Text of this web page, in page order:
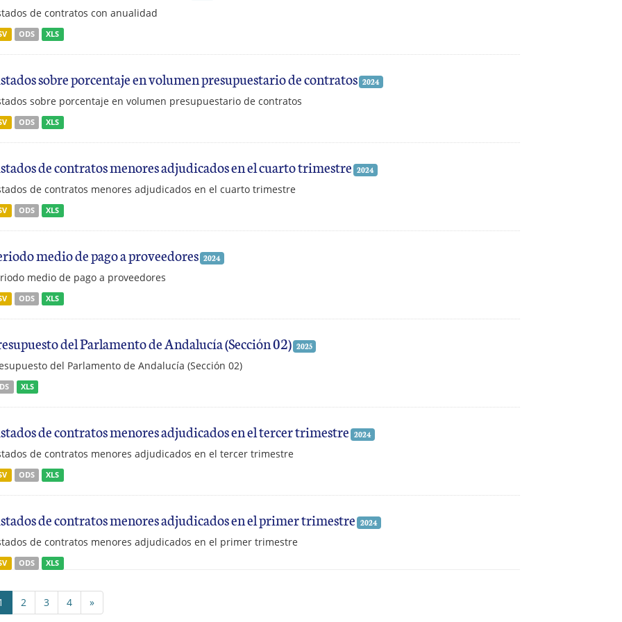
de contratos con anualidad
ODS XLS
sobre porcentaje en volumen presupuestario de contratos 2024
sobre porcentaje en volumen presupuestario de contratos
ODS XLS
de contratos menores adjudicados en el cuarto trimestre 2024
de contratos menores adjudicados en el cuarto trimestre
ODS XLS
medio de pago a proveedores 2024
medio de pago a proveedores
ODS XLS
del Parlamento de Andalucía (Sección 02) 2025
del Parlamento de Andalucía (Sección 02)
XLS
de contratos menores adjudicados en el tercer trimestre 2024
de contratos menores adjudicados en el tercer trimestre
ODS XLS
de contratos menores adjudicados en el primer trimestre 2024
de contratos menores adjudicados en el primer trimestre
ODS XLS
2 3 4 »